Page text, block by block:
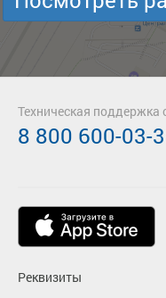
Реквизиты
Техническая поддержка
8 800 600-03-